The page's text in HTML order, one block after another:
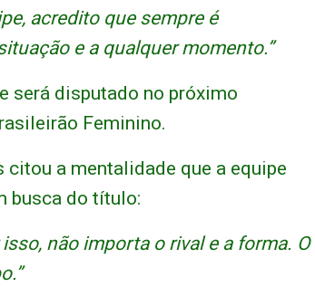
acredito que sempre é
e a qualquer momento.”
será disputado no próximo
Feminino.
citou a mentalidade que a equipe
busca do título:
não importa o rival e a forma. O